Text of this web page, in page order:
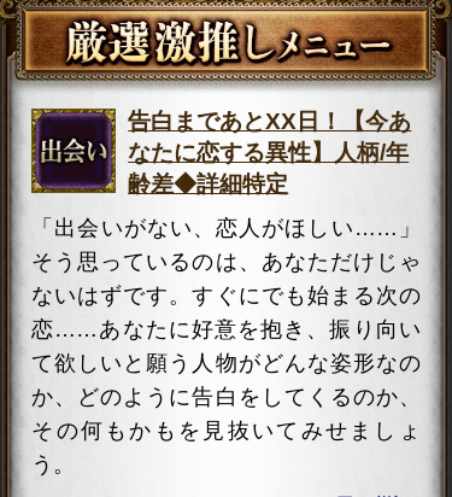
告白まであとXX日！【今あ
なたに恋する異性】人柄/年
齢差◆詳細特定
「出会いがない、恋人がほしい……」
そう思っているのは、あなただけじゃ
ないはずです。すぐにでも始まる次の
恋……あなたに好意を抱き、振り向い
て欲しいと願う人物がどんな姿形なの
か、どのように告白をしてくるのか、
その何もかもを見抜いてみせましょ
う。